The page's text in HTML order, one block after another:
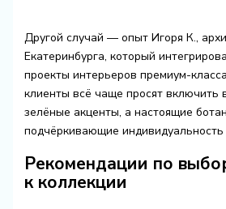
Другой случай — опыт Игоря К.,
Екатеринбурга, который
проекты интерьеров премиум-
клиенты всё чаще просят включить
зелёные акценты, а настоящие
подчёркивающие индивидуальность
Рекомендации по
к коллекции